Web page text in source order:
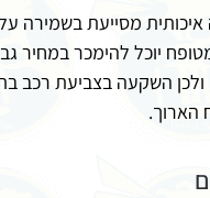
איכותית מסייעת בשמירה
יוכל להימכר במחיר
השקעה בצביעת רכב
הארוך.